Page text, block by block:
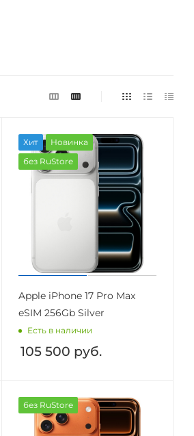
Хит
Новинка
без RuStore
Apple iPhone 17 Pro Max
eSIM 256Gb Silver
Есть в наличии
105 500 руб.
без RuStore